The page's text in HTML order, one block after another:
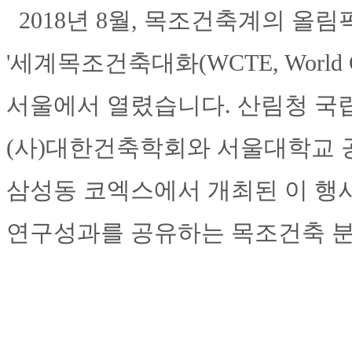
2018년 8월, 목조건축계의 올림
'세계목조건축대화(WCTE, World
서울에서 열렸습니다. 산림청 국
(사)대한건축학회와 서울대학교
삼성동 코엑스에서 개최된 이 행
연구성과를 공유하는 목조건축